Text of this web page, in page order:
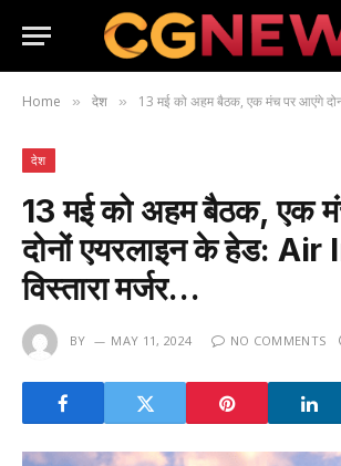
Home » देश » 13 मई को अहम बैठक, एक मंच पर आएंगे दोनों एयरलाइन
देश
13 मई को अहम बैठक, एक
दोनों एयरलाइन के हेड:
विस्तारा मर्जर…
BY MAY 11, 2024 NO COMMENTS